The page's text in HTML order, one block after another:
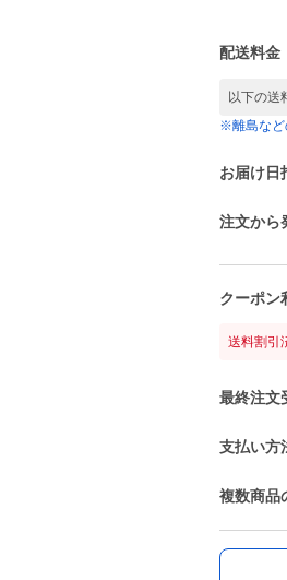
配送料金
以下の送
※離島など
お届け日
注文から
クーポン
送料割引
最終注文
支払い方
複数商品